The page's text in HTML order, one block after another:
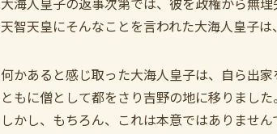
天智天皇にそんなことを言われた大海人皇子
何かあると感じ取った大海人皇子は、自ら出
ともに僧として都をさり吉野の地に移りまし
しかし、もちろん、これは本意ではありません